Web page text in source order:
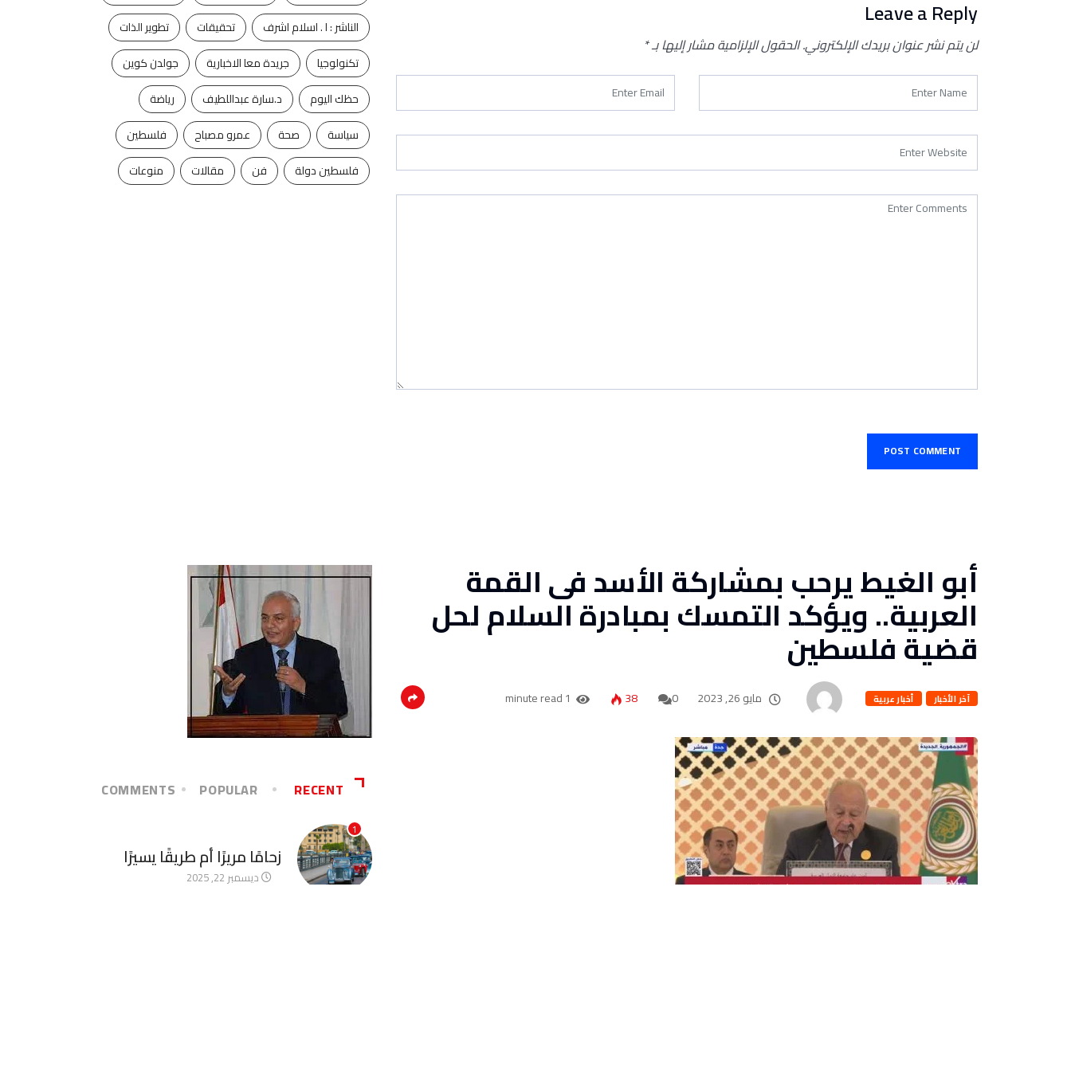
Leave a Reply
لن يتم نشر عنوان بريدك الإلكتروني.الحقول الإلزامية مشار إليها بـ*
الناشر : ا . اسلام اشرف
تحقيقات
تطوير الذات
تكنولوجيا
جريدة معا الاخبارية
جولدن كوين
حظك اليوم
د.سارة عبداللطيف
رياضة
سياسة
صحة عمرو مصباح
فلسطين
فلسطين دولة
فن مقالات منوعات
أبو الغيط يرحب بمشاركة الأسد فى القمة
العربية.. ويؤكد التمسك بمبادرة السلام لحل
قضية فلسطين
آخر الأخبار أخبار عربية مايو 26, 2023 0
38
1 minute read
RECENT
POPULAR
COMMENTS
1
زحامًا مريرًا أم طريقًا يسيرًا
ديسمبر 22, 2025